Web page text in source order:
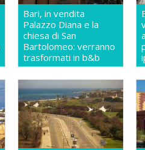
Bari, in vendita
Palazzo Diana e la
chiesa di San
Bartolomeo: verranno
trasformati in b&b